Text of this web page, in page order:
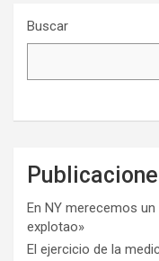
Buscar
En NY merecemos
explotao»
El ejercicio de la